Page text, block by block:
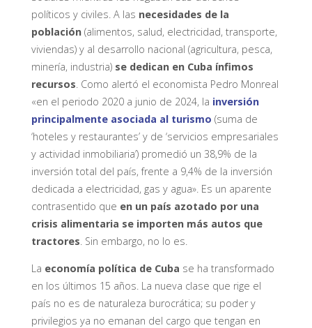
políticos y civiles. A las necesidades de la
población (alimentos, salud, electricidad, transporte,
viviendas) y al desarrollo nacional (agricultura, pesca,
minería, industria) se dedican en Cuba ínfimos
recursos. Como alertó el economista Pedro Monreal
«en el periodo 2020 a junio de 2024, la inversión
principalmente asociada al turismo (suma de
‘hoteles y restaurantes’ y de ‘servicios empresariales
y actividad inmobiliaria’) promedió un 38,9% de la
inversión total del país, frente a 9,4% de la inversión
dedicada a electricidad, gas y agua». Es un aparente
contrasentido que en un país azotado por una
crisis alimentaria se importen más autos que
tractores. Sin embargo, no lo es.
La economía política de Cuba se ha transformado
en los últimos 15 años. La nueva clase que rige el
país no es de naturaleza burocrática; su poder y
privilegios ya no emanan del cargo que tengan en